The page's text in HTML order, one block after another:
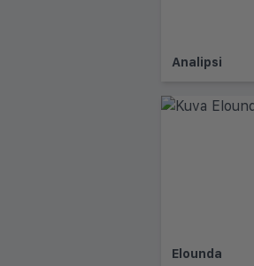
Analipsi
Elounda